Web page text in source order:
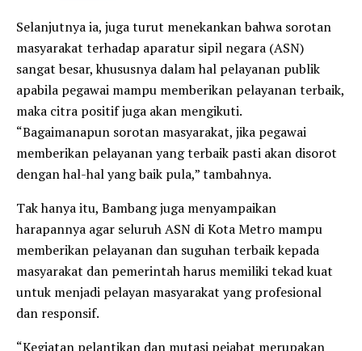
Selanjutnya ia, juga turut menekankan bahwa sorotan
masyarakat terhadap aparatur sipil negara (ASN)
sangat besar, khususnya dalam hal pelayanan publik
apabila pegawai mampu memberikan pelayanan terbaik,
maka citra positif juga akan mengikuti.
“Bagaimanapun sorotan masyarakat, jika pegawai
memberikan pelayanan yang terbaik pasti akan disorot
dengan hal-hal yang baik pula,” tambahnya.
Tak hanya itu, Bambang juga menyampaikan
harapannya agar seluruh ASN di Kota Metro mampu
memberikan pelayanan dan suguhan terbaik kepada
masyarakat dan pemerintah harus memiliki tekad kuat
untuk menjadi pelayan masyarakat yang profesional
dan responsif.
“Kegiatan pelantikan dan mutasi pejabat merupakan